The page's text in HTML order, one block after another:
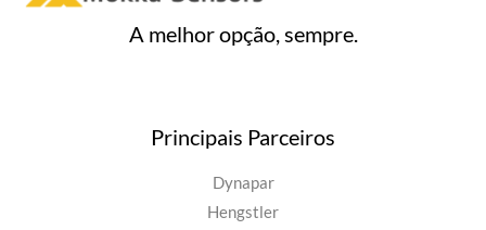
A melhor opção, sempre.
Principais Parceiros
Dynapar
Hengstler